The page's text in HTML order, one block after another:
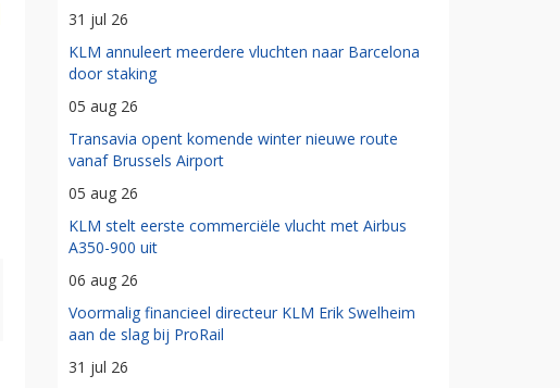
31 jul 26
KLM annuleert meerdere vluchten naar Barcelona
door staking
05 aug 26
Transavia opent komende winter nieuwe route
vanaf Brussels Airport
05 aug 26
KLM stelt eerste commerciële vlucht met Airbus
A350-900 uit
06 aug 26
Voormalig financieel directeur KLM Erik Swelheim
aan de slag bij ProRail
31 jul 26